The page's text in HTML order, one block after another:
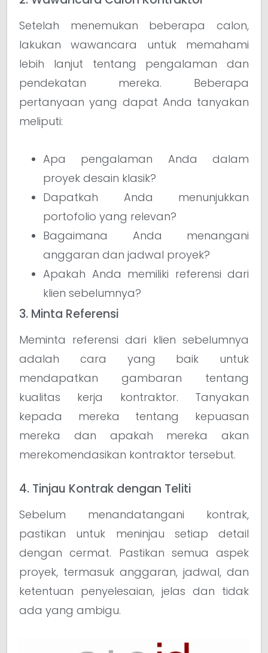
Setelah menemukan beberapa calon,
lakukan wawancara untuk memahami
lebih lanjut tentang pengalaman dan
pendekatan mereka. Beberapa
pertanyaan yang dapat Anda tanyakan
meliputi:
Apa pengalaman Anda dalam
proyek desain klasik?
Dapatkah Anda menunjukkan
portofolio yang relevan?
Bagaimana Anda menangani
anggaran dan jadwal proyek?
Apakah Anda memiliki referensi dari
klien sebelumnya?
3. Minta Referensi
Meminta referensi dari klien sebelumnya
adalah cara yang baik untuk
mendapatkan gambaran tentang
kualitas kerja kontraktor. Tanyakan
kepada mereka tentang kepuasan
mereka dan apakah mereka akan
merekomendasikan kontraktor tersebut.
4. Tinjau Kontrak dengan Teliti
Sebelum menandatangani kontrak,
pastikan untuk meninjau setiap detail
dengan cermat. Pastikan semua aspek
proyek, termasuk anggaran, jadwal, dan
ketentuan penyelesaian, jelas dan tidak
ada yang ambigu.